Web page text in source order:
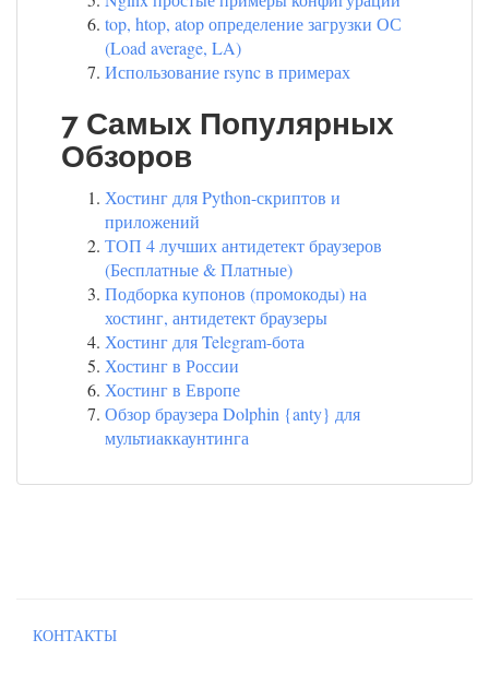
top, htop, atop определение загрузки ОС
(Load average, LA)
Использование rsync в примерах
7 Самых Популярных
Обзоров
Хостинг для Python-скриптов и
приложений
ТОП 4 лучших антидетект браузеров
(Бесплатные & Платные)
Подборка купонов (промокоды) на
хостинг, антидетект браузеры
Хостинг для Telegram-бота
Хостинг в России
Хостинг в Европе
Обзор браузера Dolphin {anty} для
мультиаккаунтинга
КОНТАКТЫ